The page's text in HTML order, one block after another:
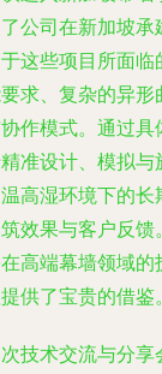
公司在新加坡
这些项目所面
求、复杂的异
作模式。通过
准设计、模拟
高湿环境下的
效果与客户反
高端幕墙领域
供了宝贵的借鉴。
技术交流与分